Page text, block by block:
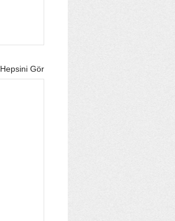
Hepsini Gör